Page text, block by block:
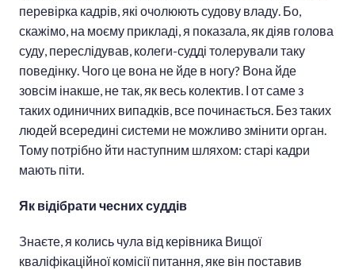
перевірка кадрів, які очолюють судову владу. Бо,
скажімо, на моєму прикладі, я показала, як діяв голова
суду, переслідував, колеги-судді толерували таку
поведінку. Чого це вона не йде в ногу? Вона йде
зовсім інакше, не так, як весь колектив. І от саме з
таких одиничних випадків, все починається. Без таких
людей всередині системи не можливо змінити орган.
Тому потрібно йти наступним шляхом: старі кадри
мають піти.
Як відібрати чесних суддів
Знаєте, я колись чула від керівника Вищої
кваліфікаційної комісії питання, яке він поставив